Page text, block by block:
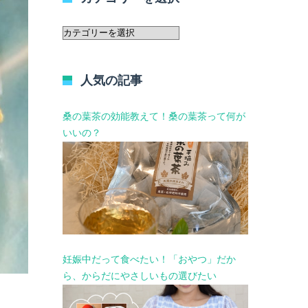
カ
ー
選
択
人気の記事
桑の葉茶の効能教えて！桑の葉茶って何が
いいの？
妊娠中だって食べたい！「おやつ」だか
ら、からだにやさしいもの選びたい